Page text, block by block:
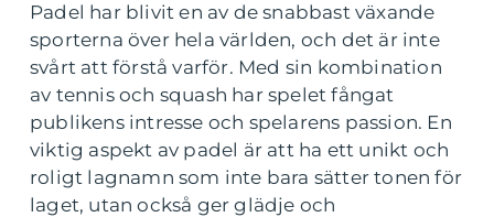
Padel har blivit en av de snabbast växande
sporterna över hela världen, och det är inte
svårt att förstå varför. Med sin kombination
av tennis och squash har spelet fångat
publikens intresse och spelarens passion. En
viktig aspekt av padel är att ha ett unikt och
roligt lagnamn som inte bara sätter tonen för
laget, utan också ger glädje och